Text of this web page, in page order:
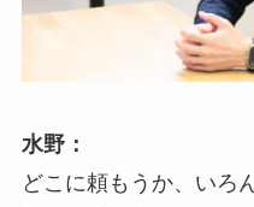
水野：
どこに頼もうか、いろ